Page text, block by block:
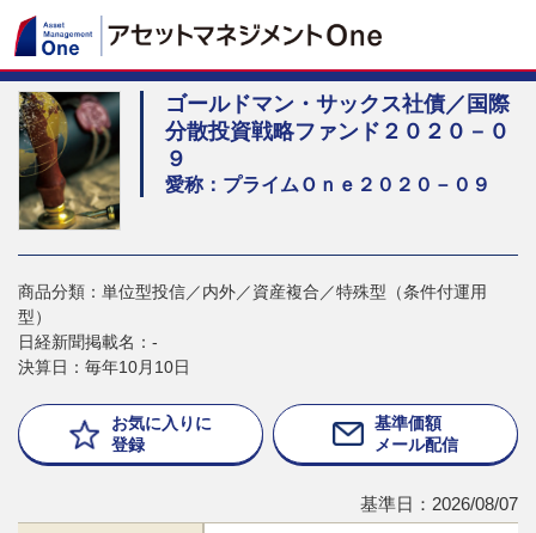
ゴールドマン・サックス社債／国際
分散投資戦略ファンド２０２０－０
９
愛称：プライムＯｎｅ２０２０－０９
商品分類：単位型投信／内外／資産複合／特殊型（条件付運用
型）
日経新聞掲載名：-
決算日：毎年10月10日
お気に入りに
登録
基準価額
メール配信
基準日：2026/08/07